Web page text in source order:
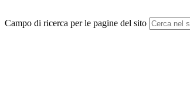
Campo di ricerca per le pagine del sito